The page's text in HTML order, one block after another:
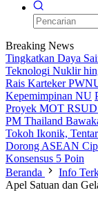
Breaking News
Tingkatkan Daya
Teknologi Nuklir
Rais Karteker
Kepemimpinan NU
Proyek MOT
PM Thailand
Tokoh Ikonik,
Dorong ASEAN
Konsensus 5 Poin
Beranda
Info
Apel Satuan dan